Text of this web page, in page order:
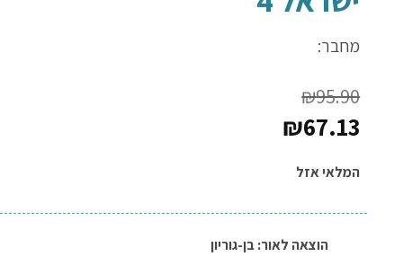
מחבר:
₪95.90
₪67.13
המלאי אזל
הוצאה לאור:בן-גוריון